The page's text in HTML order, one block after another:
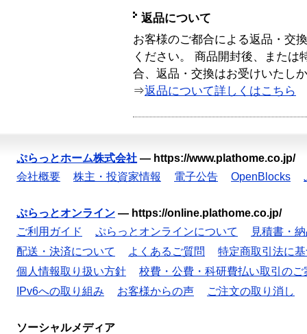
返品について
お客様のご都合による返品・交
ください。 商品開封後、または
合、返品・交換はお受けいたし
⇒返品について詳しくはこちら
ぷらっとホーム株式会社 — https://www.plathome.co.jp/
会社概要
株主・投資家情報 電子公告 OpenBlocks
ぷらっとオンライン — https://online.plathome.co.jp/
ご利用ガイド
ぷらっとオンラインについて
見積書・
配送・決済について
よくあるご質問
特定商取引法に
個人情報取り扱い方針
校費・公費・科研費払い取引のご
IPv6への取り組み
お客様からの声 ご注文の取り消し
ソーシャルメディア